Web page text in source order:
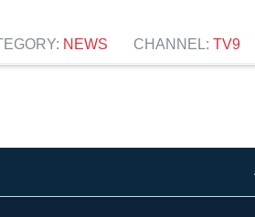
NEWS CHANNEL: TV9